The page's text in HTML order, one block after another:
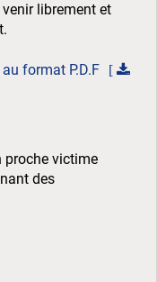
librement et
format P.D.F
proche victime
des